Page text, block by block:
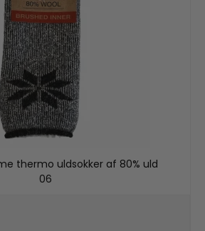
thermo uldsokker af 80% uld
06